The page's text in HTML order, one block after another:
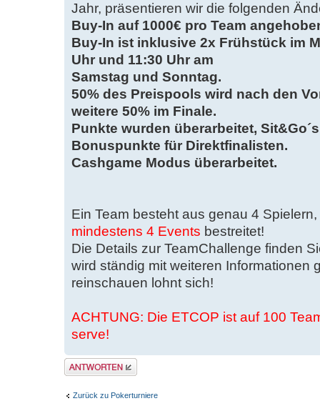
Jahr, präsentieren wir die folgenden
Buy-In auf 1000€ pro Team
Buy-In ist inklusive 2x Frühstück im
Uhr und 11:30 Uhr am
Samstag und Sonntag.
50% des Preispools wird nach den
weitere 50% im Finale.
Punkte wurden überarbeitet,
Bonuspunkte für Direktfinalisten.
Cashgame Modus überarbeitet.
Ein Team besteht aus genau 4
mindestens 4 Events bestreitet!
Die Details zur TeamChallenge finden
wird ständig mit weiteren Informationen
reinschauen lohnt sich!
ACHTUNG: Die ETCOP ist auf 100
serve!
Antwort erstellen
Zurück zu Pokerturniere